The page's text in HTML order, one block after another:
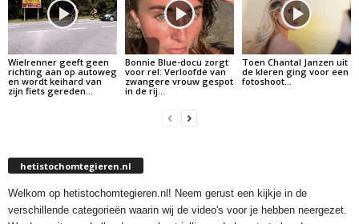
Wielrenner geeft geen
richting aan op autoweg
en wordt keihard van
zijn fiets gereden…
Bonnie Blue-docu zorgt
voor rel: Verloofde van
zwangere vrouw gespot
in de rij…
Toen Chantal Janzen uit
de kleren ging voor een
fotoshoot…
hetistochomtegieren.nl
Welkom op hetistochomtegieren.nl! Neem gerust een kijkje in de
verschillende categorieën waarin wij de video's voor je hebben neergezet.